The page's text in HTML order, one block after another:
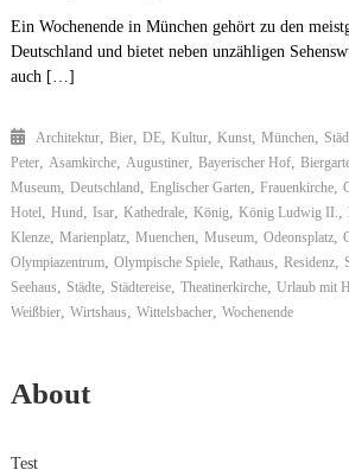
in
Ein Wochenende in München gehört zu den
Deutschland und bietet neben unzähligen
auch […]
Architektur, Bier, DE, Kultur, Kunst, München,
Peter, Asamkirche, Augustiner, Bayerischer Hof,
Museum, Deutschland, Englischer Garten, Frauenkirche,
Hotel, Hund, Isar, Kathedrale, König, König Ludwig II.,
Klenze, Marienplatz, Muenchen, Museum, Odeonsplatz,
Olympiazentrum, Olympische Spiele, Rathaus, Residenz,
Seehaus, Städte, Städtereise, Theatinerkirche, Urlaub mit
Weißbier, Wirtshaus, Wittelsbacher, Wochenende
About
Test